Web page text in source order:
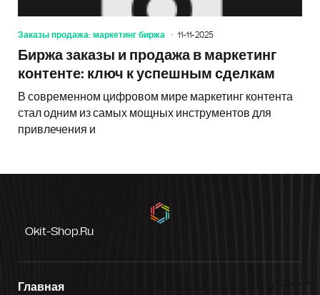
Заказы продажа: маркетинг биржа 11-11-2025
Биржа заказы и продажа в маркетинг
контенте: ключ к успешным сделкам
В современном цифровом мире маркетинг контента
стал одним из самых мощных инструментов для
привлечения и
Okit-Shop.ru
Главная